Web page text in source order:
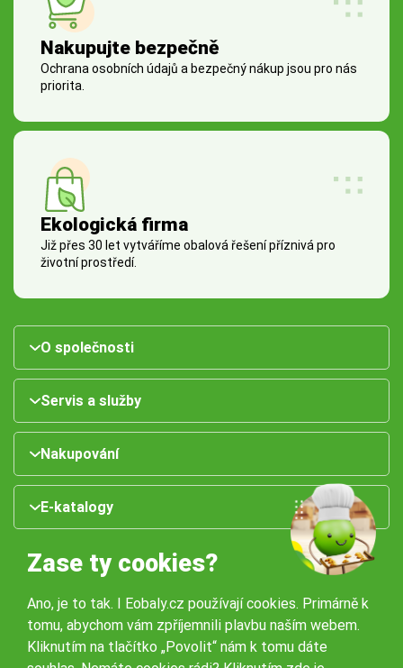
Nakupujte bezpečně
Ochrana osobních údajů a bezpečný nákup jsou pro nás
priorita.
Ekologická firma
Již přes 30 let vytváříme obalová řešení příznivá pro
životní prostředí.
O společnosti
Servis a služby
Nakupování
E-katalogy
Zase ty cookies?
Ano, je to tak. I Eobaly.cz používají cookies. Primárně k
tomu, abychom vám zpříjemnili plavbu naším webem.
Kliknutím na tlačítko „Povolit“ nám k tomu dáte